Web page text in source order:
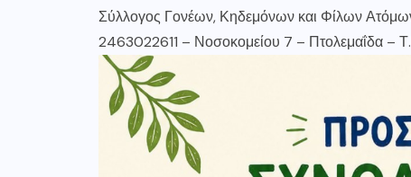
Σύλλογος Γονέων, Κηδεμόνων και Φίλων
2463022611 – Νοσοκομείου 7 – Πτολεμαΐδα –